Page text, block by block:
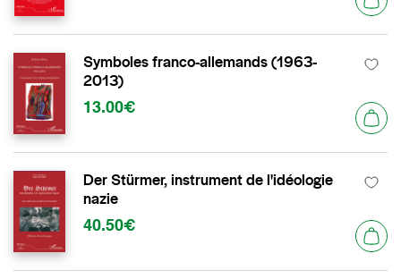
Symboles franco-allemands (1963-
2013)
13.00€
Der Stürmer, instrument de l'idéologie
nazie
40.50€